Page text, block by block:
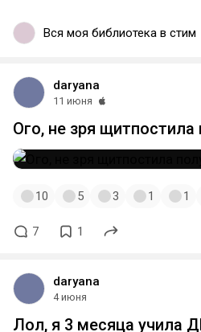
Вся моя библиотека в стим
daryana
11 июня
Ого, не зря щитпостила
10 5 3 1 1
7 1
daryana
4 июня
Лол, я 3 месяца учила